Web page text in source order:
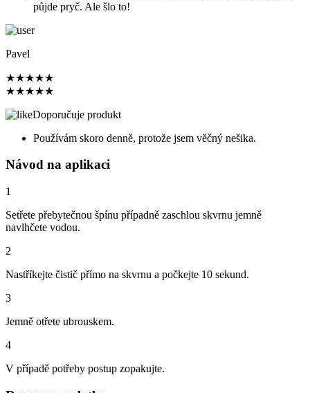
půjde pryč. Ale šlo to!
Pavel
★★★★★
★★★★★
Doporučuje produkt
Používám skoro denně, protože jsem věčný nešika.
Návod na aplikaci
1
Setřete přebytečnou špínu případně zaschlou skvrnu jemně
navlhčete vodou.
2
Nastříkejte čistič přímo na skvrnu a počkejte 10 sekund.
3
Jemně otřete ubrouskem.
4
V případě potřeby postup zopakujte.